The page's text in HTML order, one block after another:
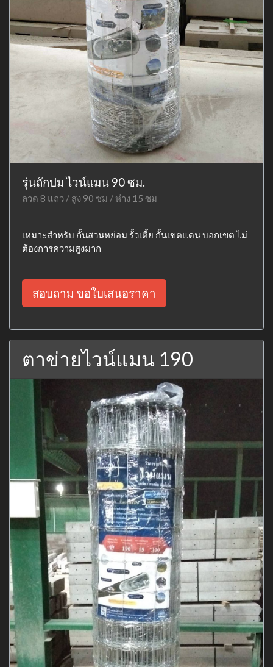
รุ่นถักปม ไวน์แมน 90 ซม.
ลวด 8 แถว / สูง 90 ซม / ห่าง 15 ซม
เหมาะสำหรับ กั้นสวนหย่อม รั้วเตี้ย กั้นเขตแดน บอกเขต ไม่
ต้องการความสูงมาก
สอบถาม ขอใบเสนอราคา
ตาข่ายไวน์แมน 190